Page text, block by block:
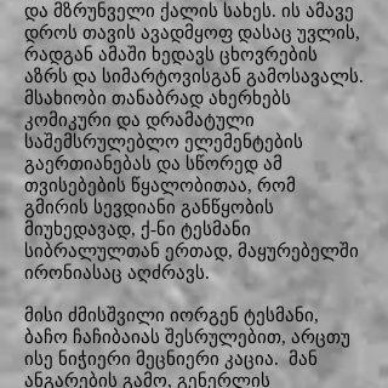
და მზრუნველი ქალის სახეს. ის ამავე
დროს თავის ავადმყოფ დასაც უვლის,
რადგან ამაში ხედავს ცხოვრების
აზრს და სიმარტოვისგან გამოსავალს.
მსახიობი თანაბრად ახერხებს
კომიკური და დრამატული
საშემსრულებლო ელემენტების
გაერთიანებას და სწორედ ამ
თვისებების წყალობითაა, რომ
გმირის სევდიანი განწყობის
მიუხედავად, ქ-ნი ტესმანი
სიბრალულთან ერთად, მაყურებელში
ირონიასაც აღძრავს.
მისი ძმისშვილი იორგენ ტესმანი,
ბაჩო ჩაჩიბაიას შესრულებით, არცთუ
ისე ნიჭიერი მეცნიერი კაცია. მან
ანგარების გამო, გენერლის